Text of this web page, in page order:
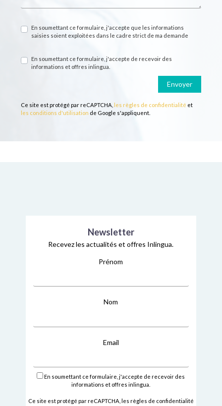
En soumettant ce formulaire, j'accepte que les informations
saisies soient exploitées dans le cadre strict de ma demande
En soumettant ce formulaire, j'accepte de recevoir des
informations et offres inlingua.
Envoyer
Ce site est protégé par reCAPTCHA, les règles de confidentialité et
les conditions d'utilisation de Google s'appliquent.
Newsletter
Recevez les actualités et offres Inlingua.
Prénom
Nom
Email
En soumettant ce formulaire, j'accepte de recevoir des
informations et offres inlingua.
Ce site est protégé par reCAPTCHA, les règles de confidentialité